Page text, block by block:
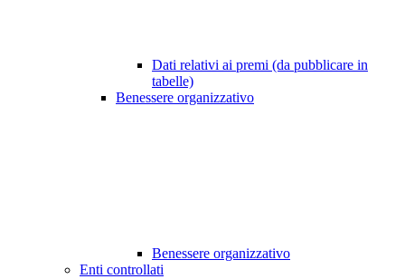
Dati relativi ai premi (da pubblicare in
tabelle)
Benessere organizzativo
Benessere organizzativo
Enti controllati